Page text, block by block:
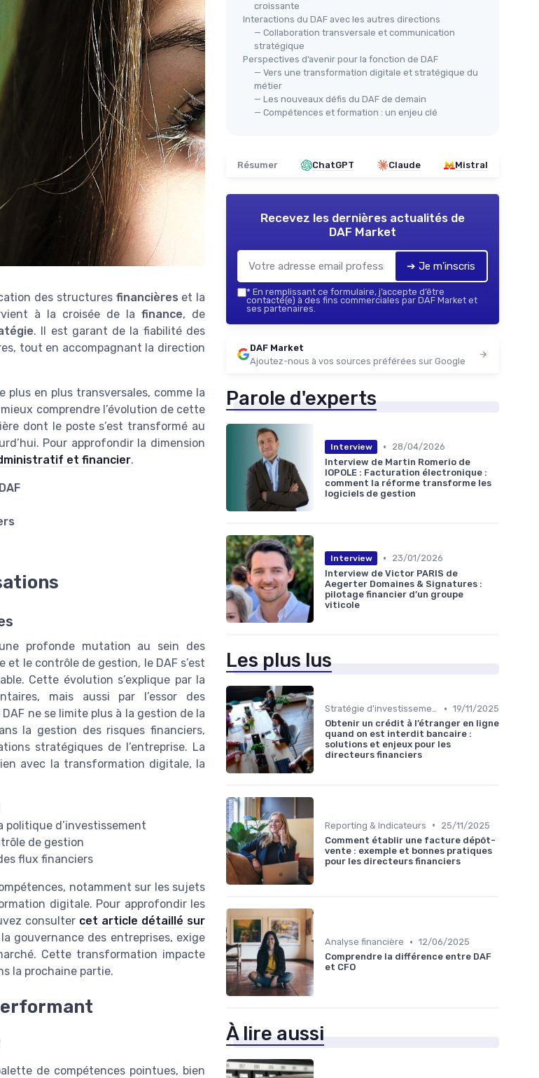
des structures financières et la
à la croisée de lafinance, de
. Il est garant de la fiabilité des
tout en accompagnant la direction
plus en plus transversales, comme la
mieux comprendre l’évolution de cette
dont le poste s’est transformé au
Pour approfondir la dimension
et financier.
DAF
profonde mutation au sein des
le contrôle de gestion, le DAF s’est
Cette évolution s’explique par la
mais aussi par l’essor des
ne se limite plus à la gestion de la
la gestion des risques financiers,
stratégiques de l’entreprise. La
avec la transformation digitale, la
politique d’investissement
de gestion
flux financiers
notamment sur les sujets
digitale. Pour approfondir les
consulter cet article détaillé sur
gouvernance des entreprises, exige
Cette transformation impacte
la prochaine partie.
de compétences pointues, bien
croissante
Interactions du DAF avec les autres directions
— Collaboration transversale et communication
stratégique
Perspectives d’avenir pour la fonction de DAF
— Vers une transformation digitale et stratégique du
métier
— Les nouveaux défis du DAF de demain
— Compétences et formation : un enjeu clé
Résumer ChatGPT Claude Mistral
Recevez les dernières actualités de
DAF Market
➔ Je m'inscris
* En remplissant ce formulaire, j’accepte d’être
contacté(e) à des fins commerciales par DAF Market et
ses partenaires.
DAF Market
Ajoutez-nous à vos sources préférées sur Google
Parole d'experts
Interview •
28/04/2026
Interview de Martin Romerio de
IOPOLE : Facturation électronique :
comment la réforme transforme les
logiciels de gestion
Interview •
23/01/2026
Interview de Victor PARIS de
Aegerter Domaines & Signatures :
pilotage financier d’un groupe
viticole
Les plus lus
Stratégie d'investissement • 19/11/2025
Obtenir un crédit à l’étranger en ligne
quand on est interdit bancaire :
solutions et enjeux pour les
directeurs financiers
Reporting & Indicateurs •
25/11/2025
Comment établir une facture dépôt-
vente : exemple et bonnes pratiques
pour les directeurs financiers
Analyse financière • 12/06/2025
Comprendre la différence entre DAF
et CFO
À lire aussi